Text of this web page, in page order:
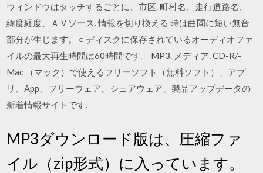
ウィンドウはタッチするごとに、市区. 町村名、走行道路名、
緯度経度、ＡＶソース. 情報を切り換える 時は曲間に短い無音
部分が生じます。 ○ ディスクに保存されているオーディオファ
イルの最大再生時間は60時間です。 MP3. メディア. CD-R/-
Mac （マック）で使えるフリーソフト（無料ソフト）、アプ
リ、App、フリーウェア、シェアウェア、製品アップデータの
新着情報サイトです.
MP3ダウンロード版は、圧縮ファ
イル（zip形式）に入っています。